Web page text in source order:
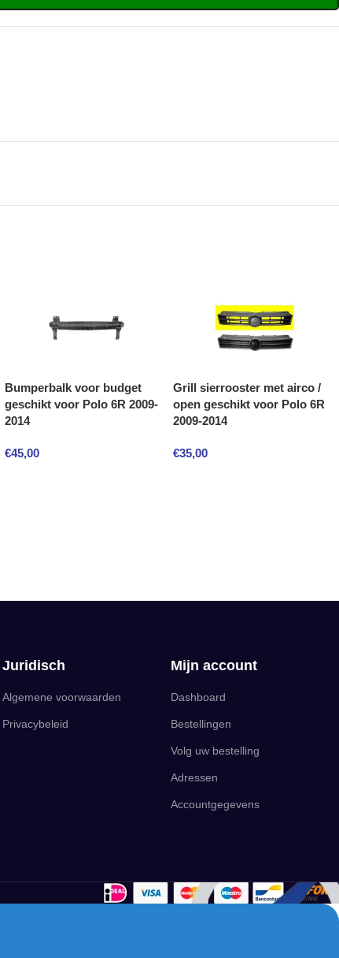
Bumperbalk voor budget
geschikt voor Polo 6R 2009-
2014
€45,00
Grill sierrooster met airco /
open geschikt voor Polo 6R
2009-2014
€35,00
Juridisch
Algemene voorwaarden
Privacybeleid
Mijn account
Dashboard
Bestellingen
Volg uw bestelling
Adressen
Accountgegevens